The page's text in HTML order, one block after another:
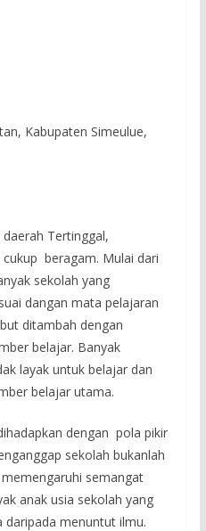
Kabupaten Simeulue,
Tertinggal,
beragam. Mulai dari
sekolah yang
dangan mata pelajaran
ditambah dengan
belajar. Banyak
layak untuk belajar dan
belajar utama.
dengan pola pikir
sekolah bukanlah
semangat
anak usia sekolah yang
menuntut ilmu.